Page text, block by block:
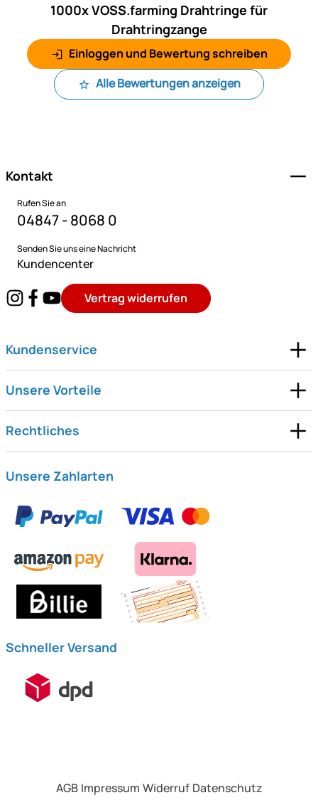
1000x VOSS.farming Drahtringe für
Drahtringzange
Einloggen und Bewertung schreiben
Alle Bewertungen anzeigen
Kontakt
Rufen Sie an
04847 - 8068 0
Senden Sie uns eine Nachricht
Kundencenter
Vertrag widerrufen
Kundenservice
Unsere Vorteile
Rechtliches
Unsere Zahlarten
Schneller Versand
AGB Impressum Widerruf Datenschutz